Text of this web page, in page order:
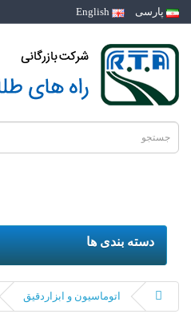
پارسی
دسته بندی ها
اتوماسیون و ابزاردقیق